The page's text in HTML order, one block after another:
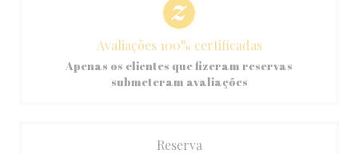
Avaliações 100% certificadas
Apenas os clientes que fizeram reservas
submeteram avaliações
Reserva